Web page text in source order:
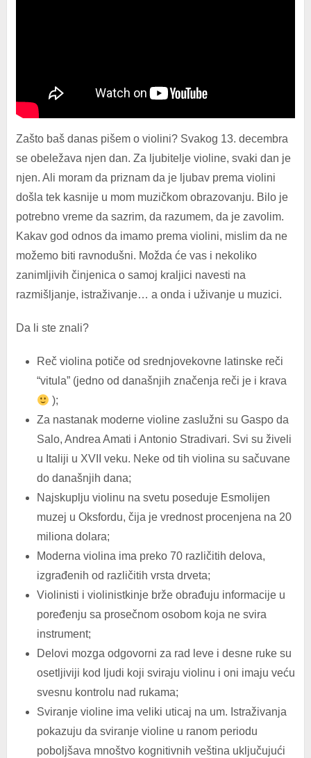
Zašto baš danas pišem o violini? Svakog 13. decembra
se obeležava njen dan. Za ljubitelje violine, svaki dan je
njen. Ali moram da priznam da je ljubav prema violini
došla tek kasnije u mom muzičkom obrazovanju. Bilo je
potrebno vreme da sazrim, da razumem, da je zavolim.
Kakav god odnos da imamo prema violini, mislim da ne
možemo biti ravnodušni. Možda će vas i nekoliko
zanimljivih činjenica o samoj kraljici navesti na
razmišljanje, istraživanje… a onda i uživanje u muzici.
Da li ste znali?
Reč violina potiče od srednjovekovne latinske reči
“vitula” (jedno od današnjih značenja reči je i krava
);
Za nastanak moderne violine zaslužni su Gaspo da
Salo, Andrea Amati i Antonio Stradivari. Svi su živeli
u Italiji u XVII veku. Neke od tih violina su sačuvane
do današnjih dana;
Najskuplju violinu na svetu poseduje Esmolijen
muzej u Oksfordu, čija je vrednost procenjena na 20
miliona dolara;
Moderna violina ima preko 70 različitih delova,
izgrađenih od različitih vrsta drveta;
Violinisti i violinistkinje brže obrađuju informacije u
poređenju sa prosečnom osobom koja ne svira
instrument;
Delovi mozga odgovorni za rad leve i desne ruke su
osetljiviji kod ljudi koji sviraju violinu i oni imaju veću
svesnu kontrolu nad rukama;
Sviranje violine ima veliki uticaj na um. Istraživanja
pokazuju da sviranje violine u ranom periodu
poboljšava mnoštvo kognitivnih veština uključujući